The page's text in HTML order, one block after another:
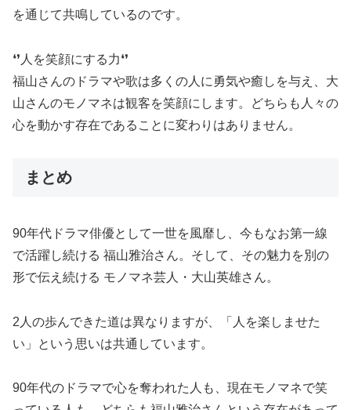
を通じて共鳴しているのです。
❛❜人を笑顔にする力❛❜
福山さんのドラマや歌は多くの人に勇気や癒しを与え、大
山さんのモノマネは観客を笑顔にします。どちらも人々の
心を動かす存在であることに変わりはありません。
まとめ
90年代ドラマ俳優として一世を風靡し、今もなお第一線
で活躍し続ける 福山雅治さん。そして、その魅力を別の
形で伝え続ける モノマネ芸人・大山英雄さん。
2人の歩んできた道は異なりますが、「人を楽しませた
い」という思いは共通しています。
90年代のドラマで心を奪われた人も、現在モノマネで笑